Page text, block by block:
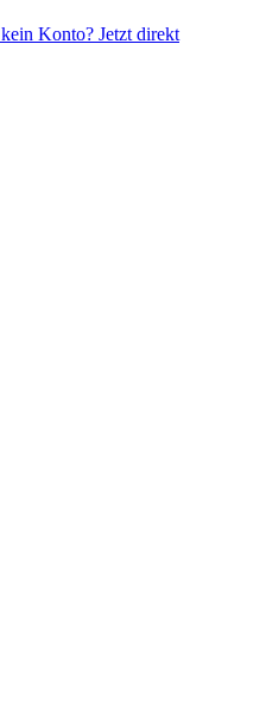
Konto? Jetzt direkt